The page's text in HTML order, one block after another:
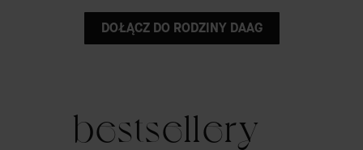
DOŁĄCZ DO RODZINY DAAG
bestsellery